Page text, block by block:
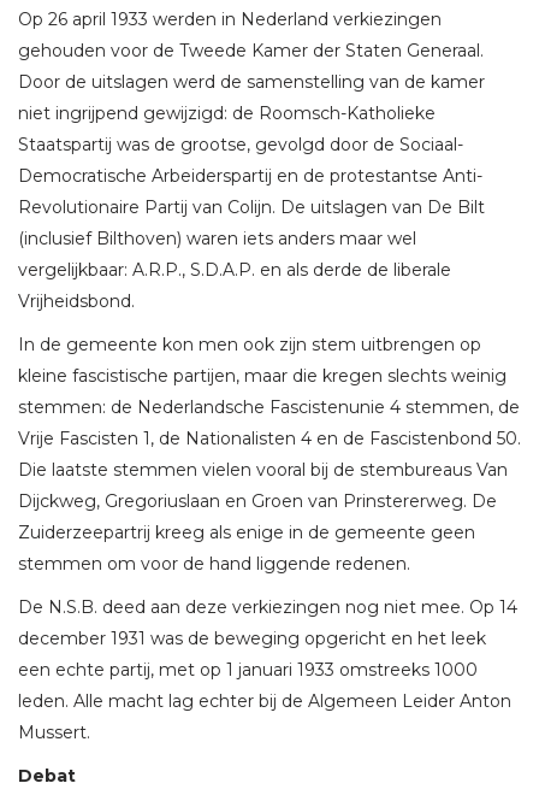
Op 26 april 1933 werden in Nederland verkiezingen
gehouden voor de Tweede Kamer der Staten Generaal.
Door de uitslagen werd de samenstelling van de kamer
niet ingrijpend gewijzigd: de Roomsch-Katholieke
Staatspartij was de grootse, gevolgd door de Sociaal-
Democratische Arbeiderspartij en de protestantse Anti-
Revolutionaire Partij van Colijn. De uitslagen van De Bilt
(inclusief Bilthoven) waren iets anders maar wel
vergelijkbaar: A.R.P., S.D.A.P. en als derde de liberale
Vrijheidsbond.
In de gemeente kon men ook zijn stem uitbrengen op
kleine fascistische partijen, maar die kregen slechts weinig
stemmen: de Nederlandsche Fascistenunie 4 stemmen, de
Vrije Fascisten 1, de Nationalisten 4 en de Fascistenbond 50.
Die laatste stemmen vielen vooral bij de stembureaus Van
Dijckweg, Gregoriuslaan en Groen van Prinstererweg. De
Zuiderzeepartrij kreeg als enige in de gemeente geen
stemmen om voor de hand liggende redenen.
De N.S.B. deed aan deze verkiezingen nog niet mee. Op 14
december 1931 was de beweging opgericht en het leek
een echte partij, met op 1 januari 1933 omstreeks 1000
leden. Alle macht lag echter bij de Algemeen Leider Anton
Mussert.
Debat